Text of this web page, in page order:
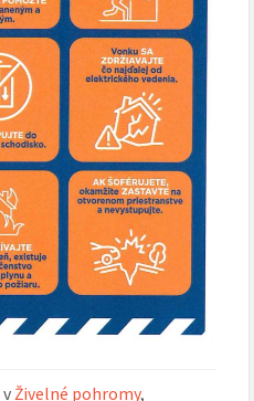
vŽivelné pohromy,